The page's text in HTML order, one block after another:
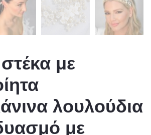
με
λουλούδια
με